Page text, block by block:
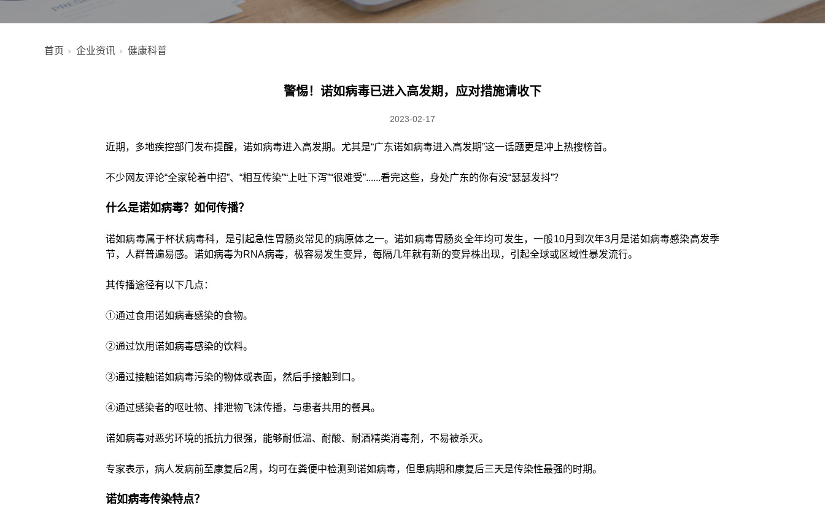
首页 企业资讯 健康科普
警惕！诺如病毒已进入高发期，应对措施请收下
2023-02-17
近期，多地疾控部门发布提醒，诺如病毒进入高发期。尤其是“广东诺如病毒进入高发期”这一话题更是冲上热搜榜首。
不少网友评论“全家轮着中招”、“相互传染”“上吐下泻”“很难受”......看完这些，身处广东的你有没“瑟瑟发抖”？
什么是诺如病毒？如何传播？
诺如病毒属于杯状病毒科，是引起急性胃肠炎常见的病原体之一。诺如病毒胃肠炎全年均可发生，一般10月到次年3月是诺如病毒感染高发季
节，人群普遍易感。诺如病毒为RNA病毒，极容易发生变异，每隔几年就有新的变异株出现，引起全球或区域性暴发流行。
其传播途径有以下几点：
①通过食用诺如病毒感染的食物。
②通过饮用诺如病毒感染的饮料。
③通过接触诺如病毒污染的物体或表面，然后手接触到口。
④通过感染者的呕吐物、排泄物飞沫传播，与患者共用的餐具。
诺如病毒对恶劣环境的抵抗力很强，能够耐低温、耐酸、耐酒精类消毒剂，不易被杀灭。
专家表示，病人发病前至康复后2周，均可在粪便中检测到诺如病毒，但患病期和康复后三天是传染性最强的时期。
诺如病毒传染特点？